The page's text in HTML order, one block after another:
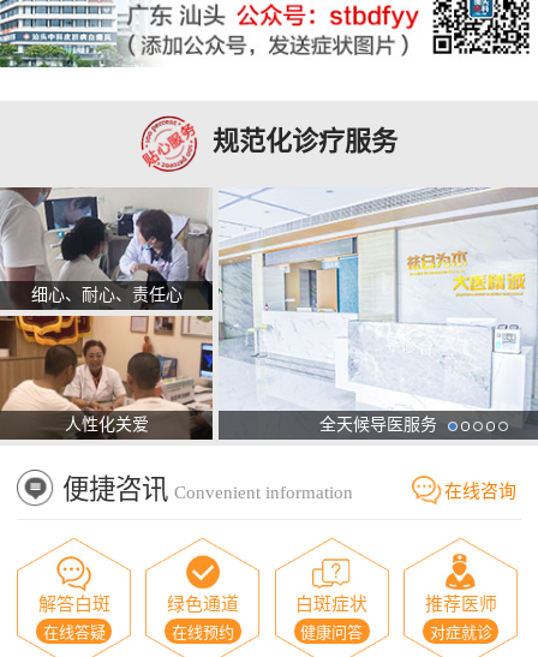
规范化诊疗服务
细心、耐心、责任心
人性化关爱 全天候导医服务
便捷咨讯 Convenient information 在线咨询
解答白斑
在线答疑
绿色通道
在线预约
白斑症状
健康问答
推荐医师
对症就诊